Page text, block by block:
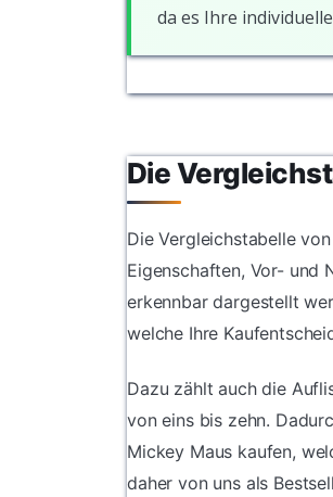
da es Ihre
Die
Die Vergleichstabelle
Eigenschaften, Vor- und
erkennbar dargestellt
welche Ihre
Dazu zählt auch die
von eins bis zehn.
Mickey Maus kaufen,
daher von uns als